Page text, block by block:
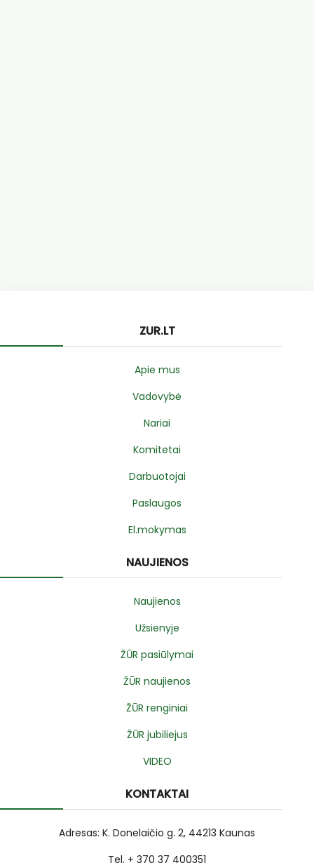
ZUR.LT
Apie mus
Vadovybė
Nariai
Komitetai
Darbuotojai
Paslaugos
El.mokymas
NAUJIENOS
Naujienos
Užsienyje
ŽŪR pasiūlymai
ŽŪR naujienos
ŽŪR renginiai
ŽŪR jubiliejus
VIDEO
KONTAKTAI
Adresas: K. Donelaičio g. 2, 44213 Kaunas
Tel. + 370 37 400351